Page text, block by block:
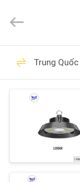
TRANG
CHỦ
PHẨM
VIDEO
Feng
Lighting
Rights
Đèn
Trung